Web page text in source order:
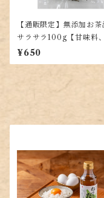
【通販限定】無添加お
サラサラ100g【甘味料
剤不使用で上質な昆布を
した塩昆布】
¥650